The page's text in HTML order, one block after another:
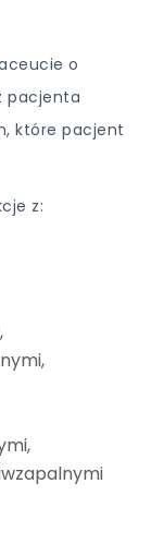
o
pacjenta
które pacjent
z: